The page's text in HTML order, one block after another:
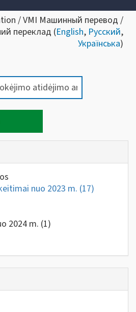
/ VMI Машинный перевод /
переклад (English, Русский,
Українська)
nuo 2023 m. (17)
2024 m. (1)